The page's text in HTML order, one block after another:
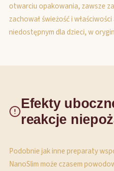
otwarciu opakowania, zawsze
zachował świeżość i
niedostępnym dla dzieci, w
Efekty
reakcje
Podobnie jak inne preparaty
NanoSlim może czasem